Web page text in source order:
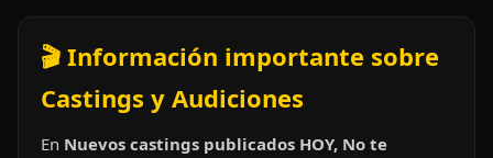
🎬 Información importante sobre
Castings y Audiciones
En Nuevos castings publicados HOY, No te